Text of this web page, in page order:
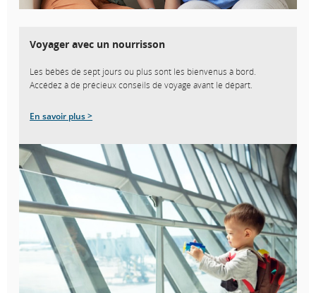
Voyager avec un nourrisson
Les bébés de sept jours ou plus sont les bienvenus à bord.
Accédez à de précieux conseils de voyage avant le départ.
En savoir plus >